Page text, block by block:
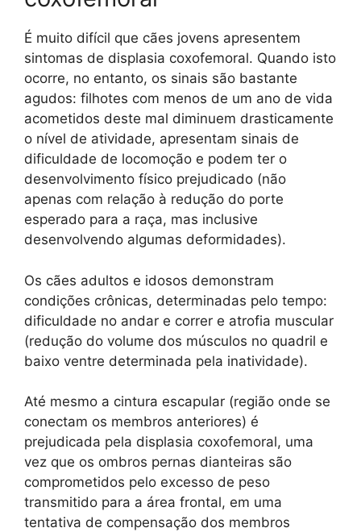
É muito difícil que cães jovens apresentem
sintomas de displasia coxofemoral. Quando isto
ocorre, no entanto, os sinais são bastante
agudos: filhotes com menos de um ano de vida
acometidos deste mal diminuem drasticamente
o nível de atividade, apresentam sinais de
dificuldade de locomoção e podem ter o
desenvolvimento físico prejudicado (não
apenas com relação à redução do porte
esperado para a raça, mas inclusive
desenvolvendo algumas deformidades).
Os cães adultos e idosos demonstram
condições crônicas, determinadas pelo tempo:
dificuldade no andar e correr e atrofia muscular
(redução do volume dos músculos no quadril e
baixo ventre determinada pela inatividade).
Até mesmo a cintura escapular (região onde se
conectam os membros anteriores) é
prejudicada pela displasia coxofemoral, uma
vez que os ombros pernas dianteiras são
comprometidos pelo excesso de peso
transmitido para a área frontal, em uma
tentativa de compensação dos membros